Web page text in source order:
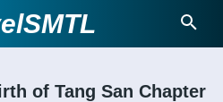
of Tang San Chapter